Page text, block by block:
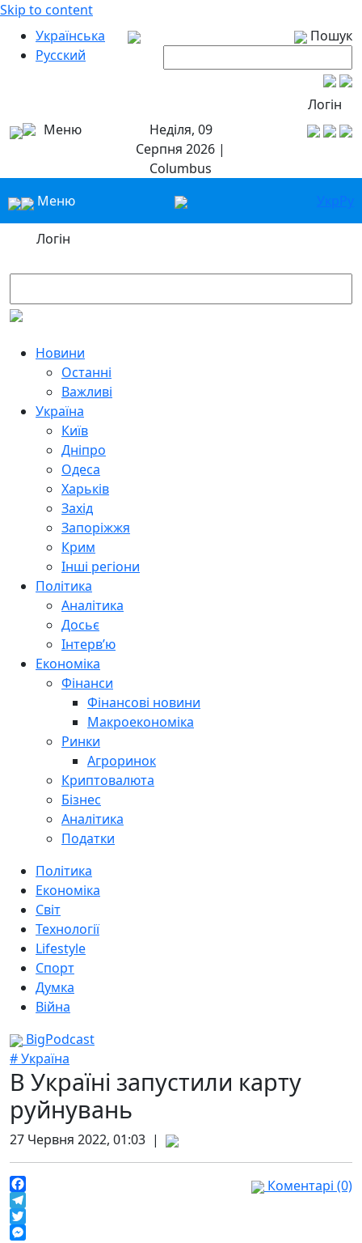
Skip to content
Українська
Русский
Пошук
Логін
Меню
Неділя, 09
Серпня 2026 |
Columbus
Меню
УкрРу
Логін
Новини
Останні
Важливі
Україна
Київ
Дніпро
Одеса
Харьків
Захід
Запоріжжя
Крим
Інші регіони
Політика
Аналітика
Досьє
Інтерв’ю
Економіка
Фінанси
Фінансові новини
Макроекономіка
Ринки
Агроринок
Криптовалюта
Бізнес
Аналітика
Податки
Політика
Економіка
Світ
Технології
Lifestyle
Спорт
Думка
Війна
BigPodcast
# Україна
В Україні запустили карту
руйнувань
27 Червня 2022, 01:03 |
Facebook
Telegram
Twitter
Коментарі (0)